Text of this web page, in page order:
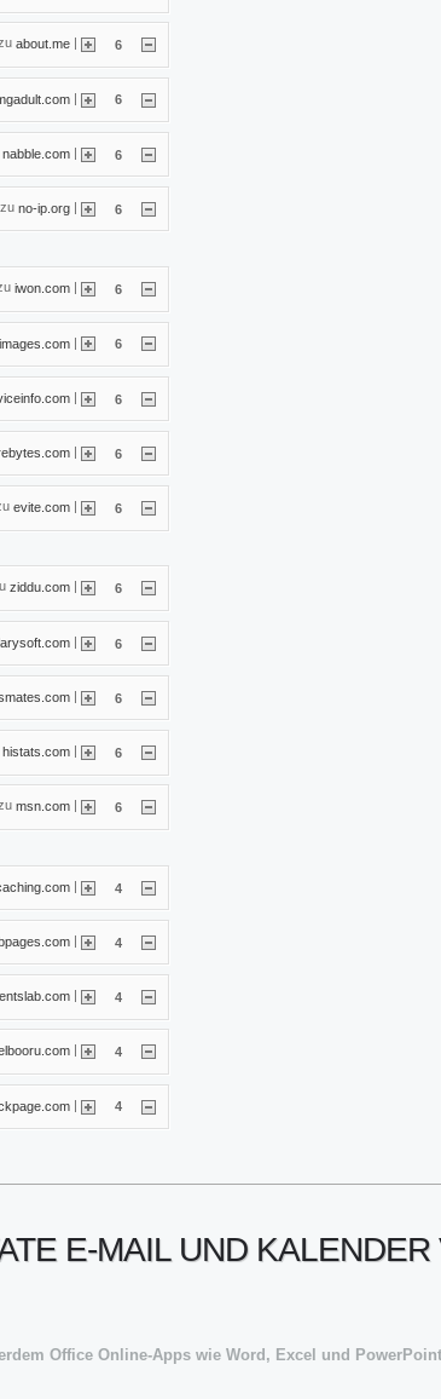
about.me 6
| 6
nabble.com | 6
no-ip.org | 6
iwon.com 6
| 6
| 6
| 6
evite.com 6
ziddu.com 6
| 6
| 6
histats.com | 6
msn.com 6
| 4
| 4
| 4
4
| 4
E-MAIL UND KALENDER
Office Online-Apps wie Word, Excel und